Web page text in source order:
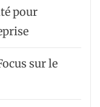
pour
sur le